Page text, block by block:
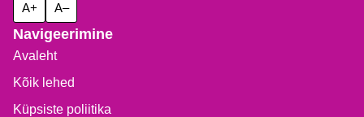
A+ A–
Navigeerimine
Avaleht
Kõik lehed
Küpsiste poliitika